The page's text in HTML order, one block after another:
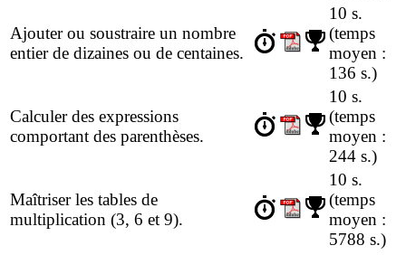
Ajouter ou soustraire un nombre
entier de dizaines ou de centaines.
10 s.
(temps
moyen :
136 s.)
Calculer des expressions
comportant des parenthèses.
10 s.
(temps
moyen :
244 s.)
Maîtriser les tables de
multiplication (3, 6 et 9).
10 s.
(temps
moyen :
5788 s.)